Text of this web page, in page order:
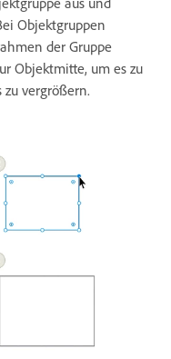
Objektgruppen
der Gruppe
Objektmitte, um es zu
vergrößern.